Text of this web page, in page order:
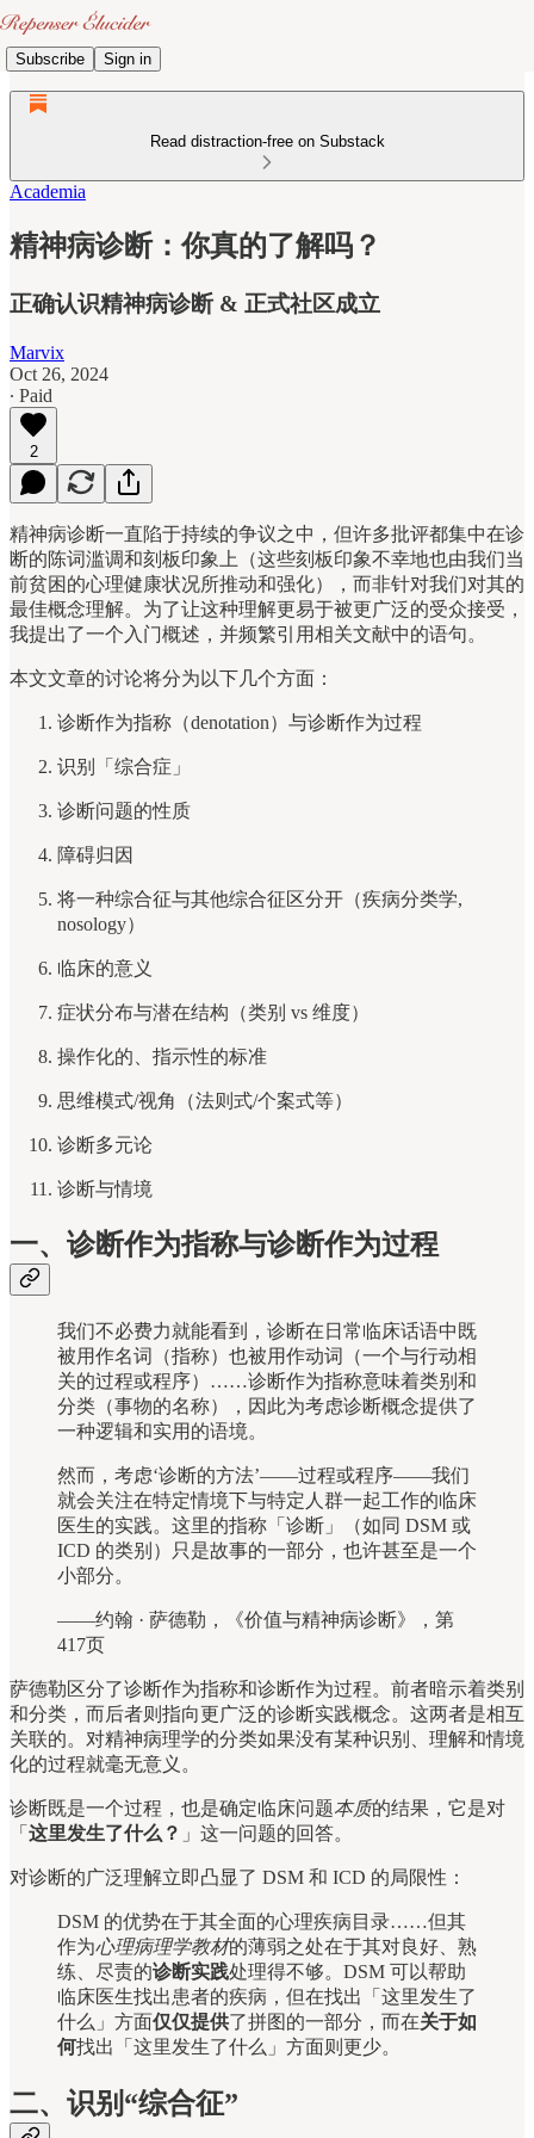
Subscribe Sign in
Read distraction-free on Substack
Academia
精神病诊断：你真的了解吗？
正确认识精神病诊断 & 正式社区成立
Marvix
Oct 26, 2024
∙ Paid
2
精神病诊断一直陷于持续的争议之中，但许多批评都集中在诊
断的陈词滥调和刻板印象上（这些刻板印象不幸地也由我们当
前贫困的心理健康状况所推动和强化），而非针对我们对其的
最佳概念理解。为了让这种理解更易于被更广泛的受众接受，
我提出了一个入门概述，并频繁引用相关文献中的语句。
本文文章的讨论将分为以下几个方面：
诊断作为指称（denotation）与诊断作为过程
识别「综合症」
诊断问题的性质
障碍归因
将一种综合征与其他综合征区分开（疾病分类学,
nosology）
临床的意义
症状分布与潜在结构（类别 vs 维度）
操作化的、指示性的标准
思维模式/视角（法则式/个案式等）
诊断多元论
诊断与情境
一、诊断作为指称与诊断作为过程
我们不必费力就能看到，诊断在日常临床话语中既
被用作名词（指称）也被用作动词（一个与行动相
关的过程或程序）……诊断作为指称意味着类别和
分类（事物的名称），因此为考虑诊断概念提供了
一种逻辑和实用的语境。
然而，考虑‘诊断的方法’——过程或程序——我们
就会关注在特定情境下与特定人群一起工作的临床
医生的实践。这里的指称「诊断」（如同 DSM 或
ICD 的类别）只是故事的一部分，也许甚至是一个
小部分。
——约翰 · 萨德勒，《价值与精神病诊断》，第
417页
萨德勒区分了诊断作为指称和诊断作为过程。前者暗示着类别
和分类，而后者则指向更广泛的诊断实践概念。这两者是相互
关联的。对精神病理学的分类如果没有某种识别、理解和情境
化的过程就毫无意义。
诊断既是一个过程，也是确定临床问题本质的结果，它是对
「 这里发生了什么？ 」这一问题的回答。
对诊断的广泛理解立即凸显了 DSM 和 ICD 的局限性：
DSM 的优势在于其全面的心理疾病目录……但其
作为心理病理学教材的薄弱之处在于其对良好、熟
练、尽责的诊断实践处理得不够。DSM 可以帮助
临床医生找出患者的疾病，但在找出「这里发生了
什么」方面仅仅提供了拼图的一部分，而在关于如
何找出「这里发生了什么」方面则更少。
二、识别“综合征”